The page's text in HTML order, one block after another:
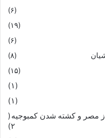
(۶)
(۱۹)
(۶)
(۸)
(۱۵)
(۱)
(۱)
مصر و کشته شدن کمبوجیه (
۲)